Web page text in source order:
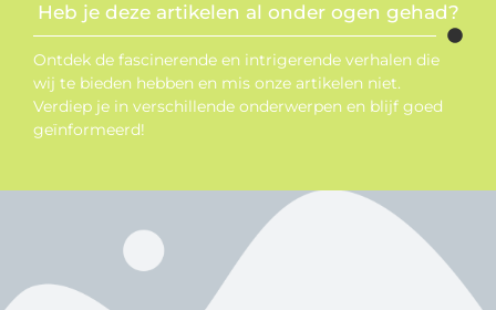
Heb je deze artikelen al onder ogen gehad?
Ontdek de fascinerende en intrigerende verhalen die
wij te bieden hebben en mis onze artikelen niet.
Verdiep je in verschillende onderwerpen en blijf goed
geïnformeerd!